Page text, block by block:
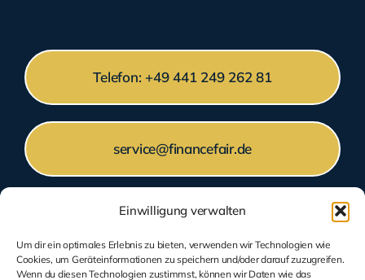
Einwilligung verwalten
Um dir ein optimales Erlebnis zu bieten, verwenden wir Technologien wie
Cookies, um Geräteinformationen zu speichern und/oder darauf zuzugreifen.
Wenn du diesen Technologien zustimmst, können wir Daten wie das
Telefon: +49 441 249 262 81
service@financefair.de
Montag bis Freitag: 9 Uhr – 17 Uhr